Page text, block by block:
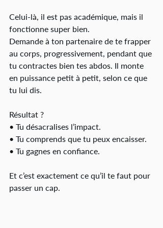
Celui-là, il est pas académique, mais il
fonctionne super bien.
Demande à ton partenaire de te frapper
au corps, progressivement, pendant que
tu contractes bien tes abdos. Il monte
en puissance petit à petit, selon ce que
tu lui dis.
Résultat ?
• Tu désacralises l’impact.
• Tu comprends que tu peux encaisser.
• Tu gagnes en confiance.
Et c’est exactement ce qu’il te faut pour
passer un cap.